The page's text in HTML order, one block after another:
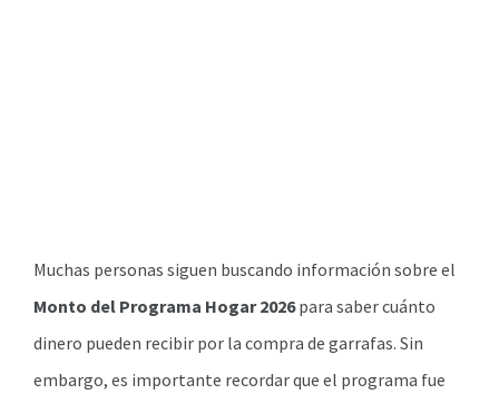
Muchas personas siguen buscando información sobre el
Monto del Programa Hogar 2026para saber cuánto
dinero pueden recibir por la compra de garrafas. Sin
embargo, es importante recordar que el programa fue